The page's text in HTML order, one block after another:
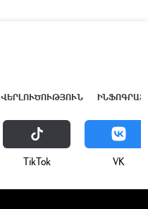
ՎԵՐԼՈՒԾՈՒԹՅՈՒՆ
ТikТоk VK